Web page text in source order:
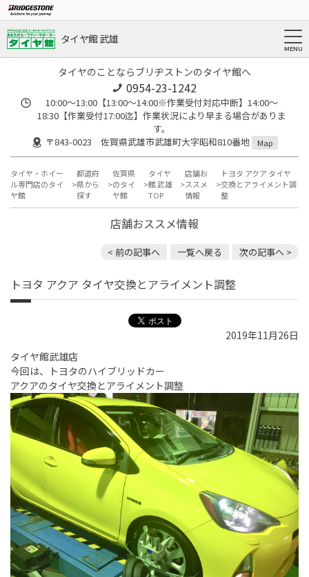
タイヤ館 武雄
タイヤのことならブリヂストンのタイヤ館へ
0954-23-1242
10:00～13:00【13:00～14:00※作業受付対応中断】14:00～
18:30【作業受付17:00迄】作業状況により早まる場合がありま
す。
〒843-0023 佐賀県武雄市武雄町大字昭和810番地
Map
タイヤ・ホイー
ル専門店のタイ
ヤ館
都道府
県から
探す
佐賀県
のタイ
ヤ館
タイヤ
館 武雄
TOP
店舗お
ススメ
情報
トヨタ アクア タイヤ
交換とアライメント調
整
店舗おススメ情報
< 前の記事へ 一覧へ戻る 次の記事へ >
トヨタ アクア タイヤ交換とアライメント調整
2019年11月26日
タイヤ館武雄店
今回は、トヨタのハイブリッドカー
アクアのタイヤ交換とアライメント調整